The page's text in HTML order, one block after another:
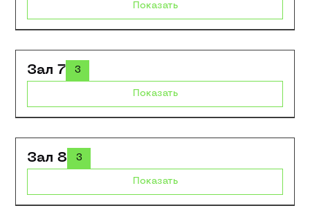
Показать
Зал 7 3
Показать
Зал 8 3
Показать